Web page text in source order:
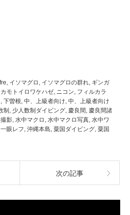
イソマグロ イソマグロの群れ ギンガ
モトイロワケハゼ ニコン フィルカラ
下曽根 中、上級者向け 中、上級者向け
制 少人数制ダイビング 慶良間 慶良間諸
影 水中マクロ 水中マクロ写真 水中ワ
眼レフ 沖縄本島 粟国ダイビング 粟国
次の記事